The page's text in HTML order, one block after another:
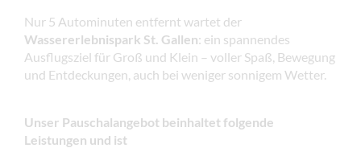
Nur 5 Autominuten entfernt wartet der
Wassererlebnispark St. Gallen: ein spannendes
Ausflugsziel für Groß und Klein – voller Spaß, Bewegung
und Entdeckungen, auch bei weniger sonnigem Wetter.
Unser Pauschalangebot beinhaltet folgende
Leistungen und ist